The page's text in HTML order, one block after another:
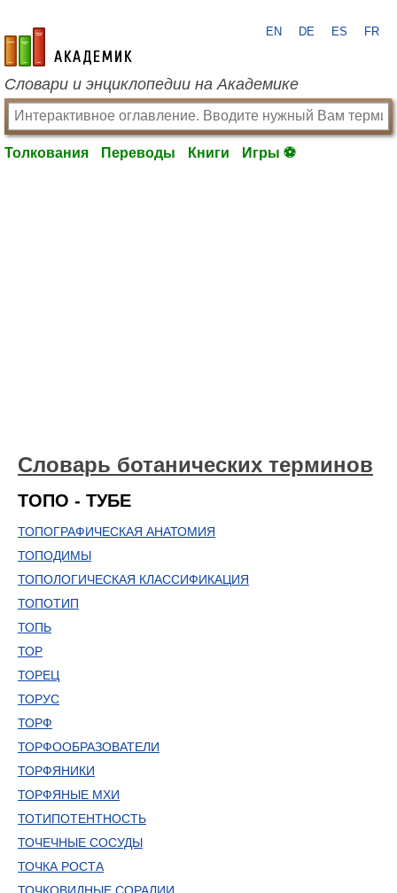
academic.ru
EN DE ES FR
Словари и энциклопедии на Академике
Толкования Переводы Книги Игры ⚽
Словарь ботанических терминов
ТОПО - ТУБЕ
ТОПОГРАФИЧЕСКАЯ АНАТОМИЯ
ТОПОДИМЫ
ТОПОЛОГИЧЕСКАЯ КЛАССИФИКАЦИЯ
ТОПОТИП
ТОПЬ
ТОР
ТОРЕЦ
ТОРУС
ТОРФ
ТОРФООБРАЗОВАТЕЛИ
ТОРФЯНИКИ
ТОРФЯНЫЕ МХИ
ТОТИПОТЕНТНОСТЬ
ТОЧЕЧНЫЕ СОСУДЫ
ТОЧКА РОСТА